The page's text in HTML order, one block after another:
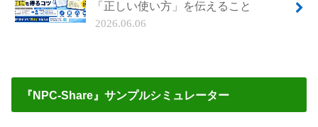
「正しい使い方」を伝えること
2026.06.06
『NPC-Share』サンプルシミュレーター